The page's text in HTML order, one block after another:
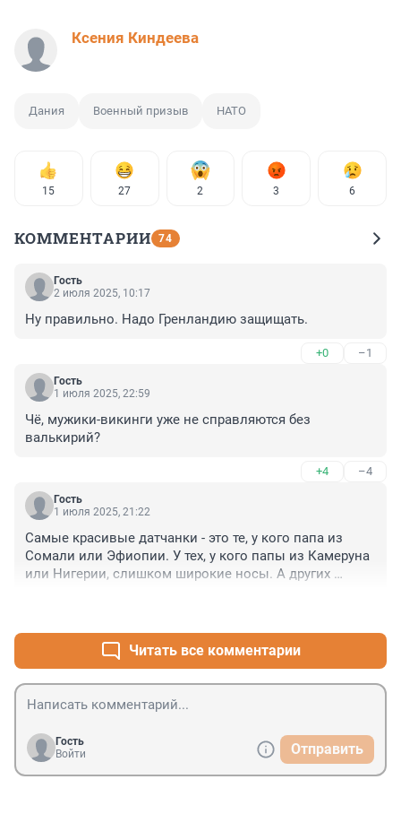
Ксения Киндеева
Дания Военный призыв НАТО
15 27 2 3 6
КОММЕНТАРИИ 74
Гость
2 июля 2025, 10:17
Ну правильно. Надо Гренландию защищать.
+0 –1
Гость
1 июля 2025, 22:59
Чё, мужики-викинги уже не справляются без
валькирий?
+4 –4
Гость
1 июля 2025, 21:22
Самые красивые датчанки - это те, у кого папа из
Сомали или Эфиопии. У тех, у кого папы из Камеруна
или Нигерии, слишком широкие носы. А других
Читать все комментарии
Гость
Войти
Отправить